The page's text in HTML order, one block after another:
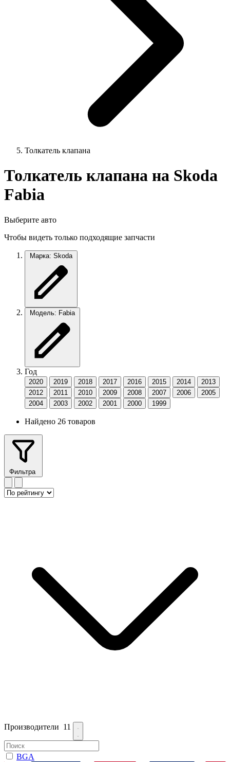
Толкатель клапана
Толкатель клапана на Skoda
Fabia
Выберите авто
Чтобы видеть только подходящие запчасти
Марка: Skoda
Модель: Fabia
Год
2020 2019 2018 2017 2016 2015 2014
2013
2012
2011 2010 2009 2008 2007 2006
2005
2004
2003 2002 2001 2000 1999
Найдено 26 товаров
Фильтра
Производители 11
BGA